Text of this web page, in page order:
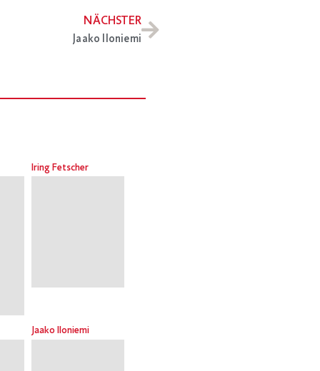
NÄCHSTER
Jaako Iloniemi
Iring Fetscher
Jaako Iloniemi